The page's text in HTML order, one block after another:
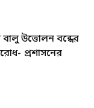
উত্তোলন বন্ধের
প্রশাসনের